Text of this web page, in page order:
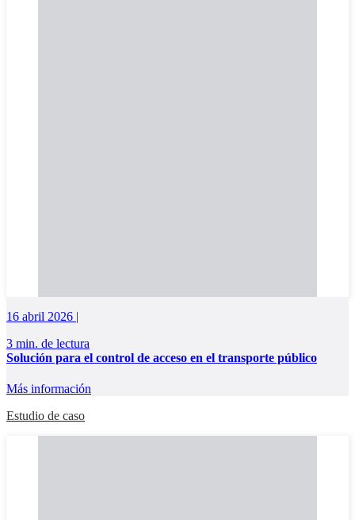
16 abril 2026 |
3 min. de lectura
Solución para el control de acceso en el transporte público
Más información
Estudio de caso